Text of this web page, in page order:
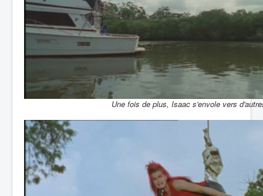
Une fois de plus, Isaac s'envole vers